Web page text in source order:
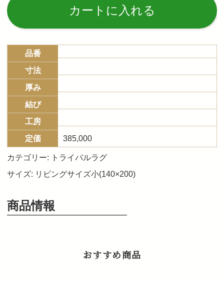
カートに入れる
品番
寸法
厚み
結び
工房
定価
385,000
カテゴリー:
トライバルラグ
サイズ: リビングサイズ小(140×200)
商品情報
おすすめ商品